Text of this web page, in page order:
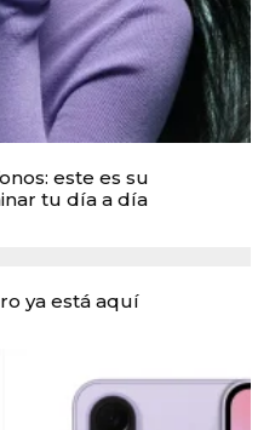
este es su
tu día a día
ya está aquí